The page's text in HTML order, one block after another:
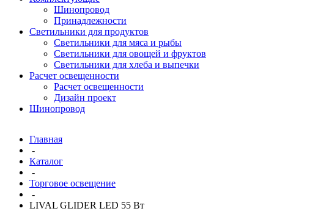
Шинопровод
Принадлежности
Светильники для продуктов
Светильники для мяса и рыбы
Светильники для овощей и фруктов
Светильники для хлеба и выпечки
Расчет освещенности
Расчет освещенности
Дизайн проект
Шинопровод
Главная
-
Каталог
-
Торговое освещение
-
LIVAL GLIDER LED 55 Вт